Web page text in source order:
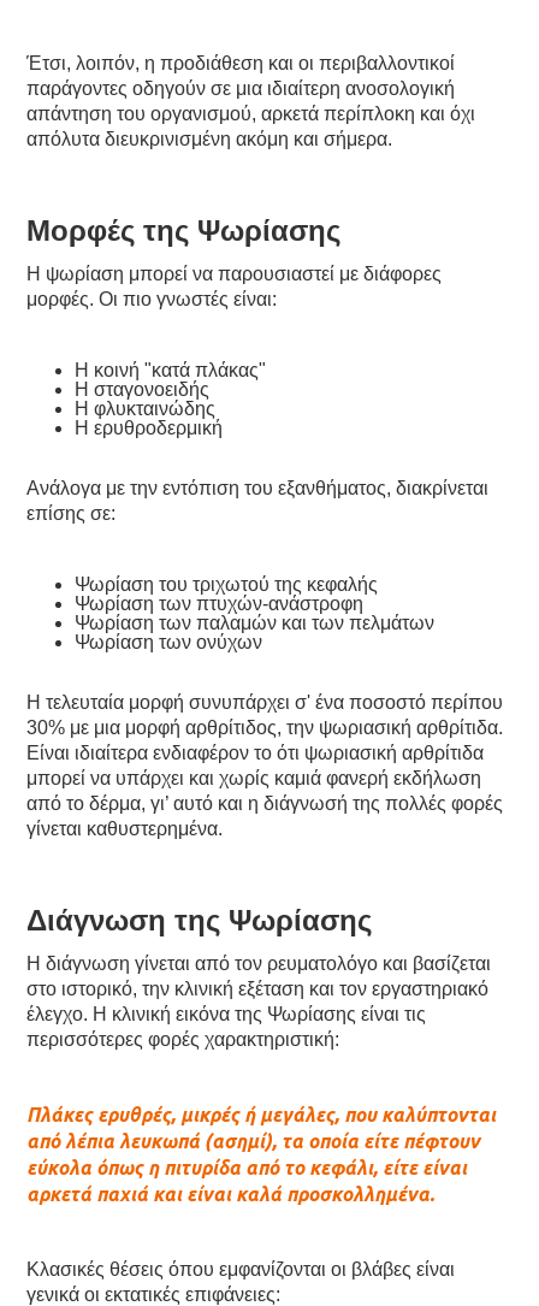
Έτσι, λοιπόν, η προδιάθεση και οι περιβαλλοντικοί
παράγοντες οδηγούν σε μια ιδιαίτερη ανοσολογική
απάντηση του οργανισμού, αρκετά περίπλοκη και όχι
απόλυτα διευκρινισμένη ακόμη και σήμερα.
Μορφές της Ψωρίασης
Η ψωρίαση μπορεί να παρουσιαστεί με διάφορες
μορφές. Οι πιο γνωστές είναι:
Η κοινή "κατά πλάκας"
Η σταγονοειδής
Η φλυκταινώδης
Η ερυθροδερμική
Ανάλογα με την εντόπιση του εξανθήματος, διακρίνεται
επίσης σε:
Ψωρίαση του τριχωτού της κεφαλής
Ψωρίαση των πτυχών-ανάστροφη
Ψωρίαση των παλαμών και των πελμάτων
Ψωρίαση των ονύχων
Η τελευταία μορφή συνυπάρχει σ' ένα ποσοστό περίπου
30% με μια μορφή αρθρίτιδος, την ψωριασική αρθρίτιδα.
Είναι ιδιαίτερα ενδιαφέρον το ότι ψωριασική αρθρίτιδα
μπορεί να υπάρχει και χωρίς καμιά φανερή εκδήλωση
από το δέρμα, γι’ αυτό και η διάγνωσή της πολλές φορές
γίνεται καθυστερημένα.
Διάγνωση της Ψωρίασης
Η διάγνωση γίνεται από τον ρευματολόγο και βασίζεται
στο ιστορικό, την κλινική εξέταση και τον εργαστηριακό
έλεγχο. Η κλινική εικόνα της Ψωρίασης είναι τις
περισσότερες φορές χαρακτηριστική:
Πλάκες ερυθρές, μικρές ή μεγάλες, που καλύπτονται
από λέπια λευκωπά (ασημί), τα οποία είτε πέφτουν
εύκολα όπως η πιτυρίδα από το κεφάλι, είτε είναι
αρκετά παχιά και είναι καλά προσκολλημένα.
Κλασικές θέσεις όπου εμφανίζονται οι βλάβες είναι
γενικά οι εκτατικές επιφάνειες: